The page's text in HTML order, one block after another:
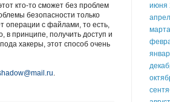
кто-то сможет без проблем
безопасности только
операции с файлами, то есть,
в принципе, получить доступ и
хакеры, этот способ очень
.
июня